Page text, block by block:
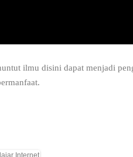
ilmu disini dapat menjadi